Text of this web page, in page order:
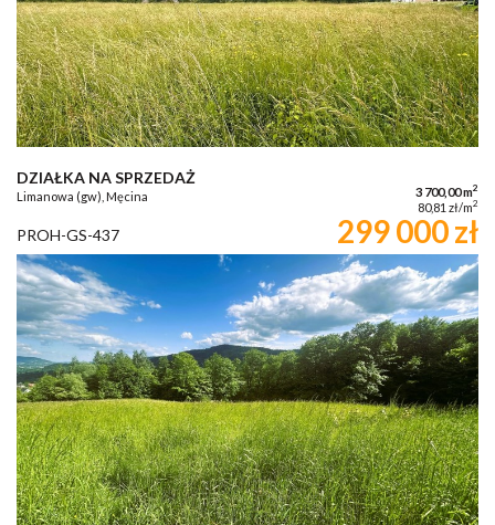
DZIAŁKA NA SPRZEDAŻ
Limanowa (gw), Męcina 3 700,00 m2
80,81 zł/m2
PROH-GS-437 299 000 zł